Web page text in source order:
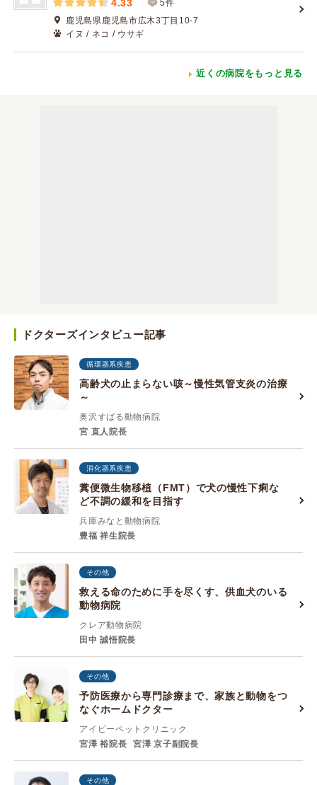
4.33
5件
鹿児島県鹿児島市広木3丁目10-7
イヌ / ネコ / ウサギ
近くの病院をもっと見る
ドクターズインタビュー記事
循環器系疾患
高齢犬の止まらない咳～慢性気管支炎の治療
～
奥沢すばる動物病院
宮 直人院長
消化器系疾患
糞便微生物移植（FMT）で犬の慢性下痢な
ど不調の緩和を目指す
兵庫みなと動物病院
豊福 祥生院長
その他
救える命のために手を尽くす、供血犬のいる
動物病院
クレア動物病院
田中 誠悟院長
その他
予防医療から専門診療まで、家族と動物をつ
なぐホームドクター
アイビーペットクリニック
宮澤 裕院長
宮澤 京子副院長
その他